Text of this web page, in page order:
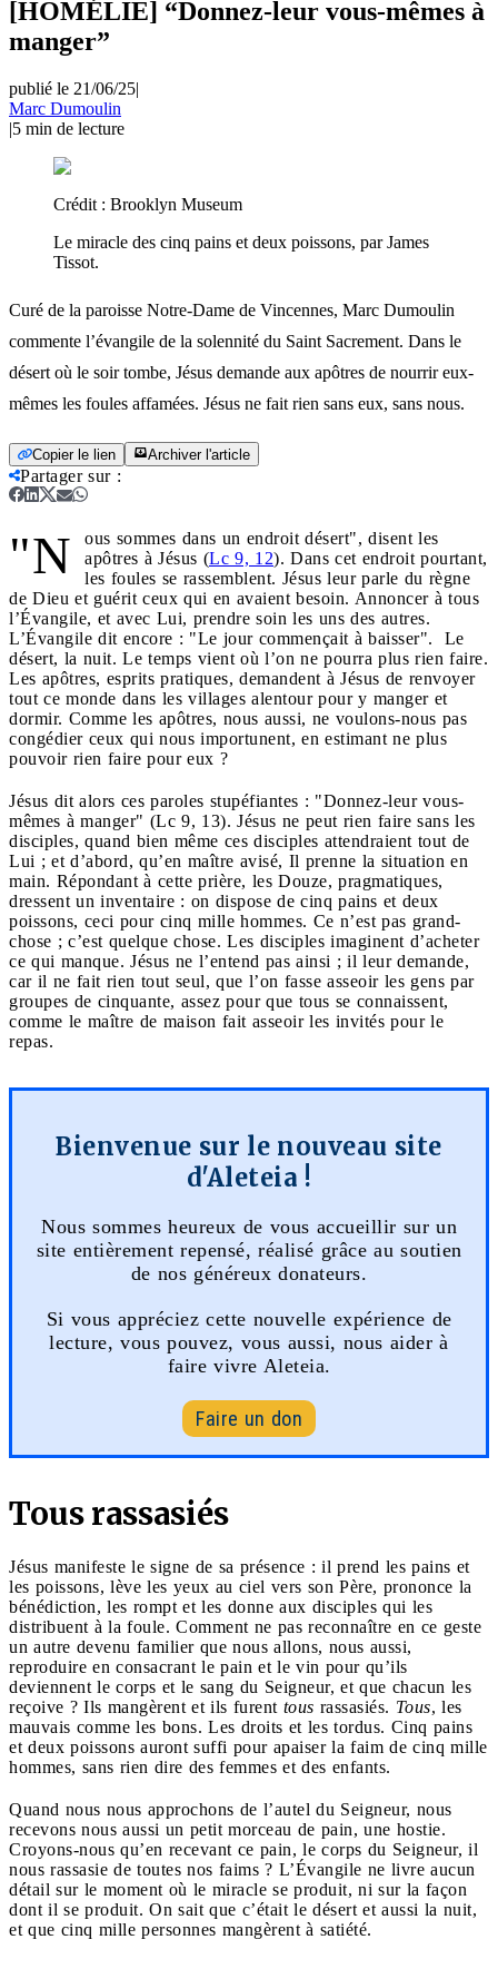
[HOMÉLIE] “Donnez-leur vous-mêmes à
manger”
publié le 21/06/25|
Marc Dumoulin
|5 min de lecture
Crédit : Brooklyn Museum
Le miracle des cinq pains et deux poissons, par James
Tissot.
Curé de la paroisse Notre-Dame de Vincennes, Marc Dumoulin
commente l’évangile de la solennité du Saint Sacrement. Dans le
désert où le soir tombe, Jésus demande aux apôtres de nourrir eux-
mêmes les foules affamées. Jésus ne fait rien sans eux, sans nous.
Copier le lien Archiver l'article
Partager sur:
"N
ous sommes dans un endroit désert", disent les
apôtres à Jésus (Lc 9, 12). Dans cet endroit pourtant,
les foules se rassemblent. Jésus leur parle du règne
de Dieu et guérit ceux qui en avaient besoin. Annoncer à tous
l’Évangile, et avec Lui, prendre soin les uns des autres.
L’Évangile dit encore : "Le jour commençait à baisser". Le
désert, la nuit. Le temps vient où l’on ne pourra plus rien faire.
Les apôtres, esprits pratiques, demandent à Jésus de renvoyer
tout ce monde dans les villages alentour pour y manger et
dormir. Comme les apôtres, nous aussi, ne voulons-nous pas
congédier ceux qui nous importunent, en estimant ne plus
pouvoir rien faire pour eux ?
Jésus dit alors ces paroles stupéfiantes : "Donnez-leur vous-
mêmes à manger" (Lc 9, 13). Jésus ne peut rien faire sans les
disciples, quand bien même ces disciples attendraient tout de
Lui ; et d’abord, qu’en maître avisé, Il prenne la situation en
main. Répondant à cette prière, les Douze, pragmatiques,
dressent un inventaire : on dispose de cinq pains et deux
poissons, ceci pour cinq mille hommes. Ce n’est pas grand-
chose ; c’est quelque chose. Les disciples imaginent d’acheter
ce qui manque. Jésus ne l’entend pas ainsi ; il leur demande,
car il ne fait rien tout seul, que l’on fasse asseoir les gens par
groupes de cinquante, assez pour que tous se connaissent,
comme le maître de maison fait asseoir les invités pour le
repas.
Bienvenue sur le nouveau site
d'Aleteia !
Nous sommes heureux de vous accueillir sur un
site entièrement repensé, réalisé grâce au soutien
de nos généreux donateurs.
Si vous appréciez cette nouvelle expérience de
lecture, vous pouvez, vous aussi, nous aider à
faire vivre Aleteia.
Faire un don
Tous rassasiés
Jésus manifeste le signe de sa présence : il prend les pains et
les poissons, lève les yeux au ciel vers son Père, prononce la
bénédiction, les rompt et les donne aux disciples qui les
distribuent à la foule. Comment ne pas reconnaître en ce geste
un autre devenu familier que nous allons, nous aussi,
reproduire en consacrant le pain et le vin pour qu’ils
deviennent le corps et le sang du Seigneur, et que chacun les
reçoive ? Ils mangèrent et ils furent tous rassasiés. Tous, les
mauvais comme les bons. Les droits et les tordus. Cinq pains
et deux poissons auront suffi pour apaiser la faim de cinq mille
hommes, sans rien dire des femmes et des enfants.
Quand nous nous approchons de l’autel du Seigneur, nous
recevons nous aussi un petit morceau de pain, une hostie.
Croyons-nous qu’en recevant ce pain, le corps du Seigneur, il
nous rassasie de toutes nos faims ? L’Évangile ne livre aucun
détail sur le moment où le miracle se produit, ni sur la façon
dont il se produit. On sait que c’était le désert et aussi la nuit,
et que cinq mille personnes mangèrent à satiété.